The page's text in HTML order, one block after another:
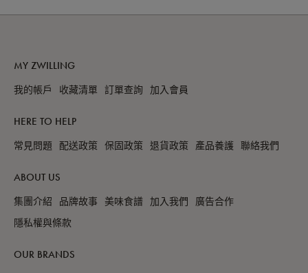
MY ZWILLING
我的帳戶 收藏清單 訂單查詢 加入會員
HERE TO HELP
常見問題 配送政策 保固政策 退貨政策 產品養護 聯絡我們
ABOUT US
集團介紹 品牌故事 美味食譜 加入我們
廣告合作
隱私權與條款
OUR BRANDS